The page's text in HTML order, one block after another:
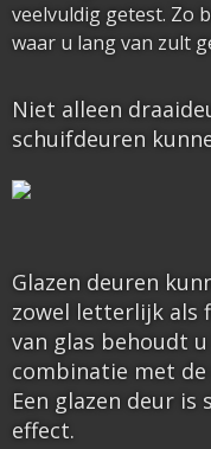
veelvuldig getest. Zo
waar u lang van zult
Niet alleen
schuifdeuren
Glazen deuren
zowel letterlijk als
van glas behoudt
combinatie met
Een glazen deur
effect.